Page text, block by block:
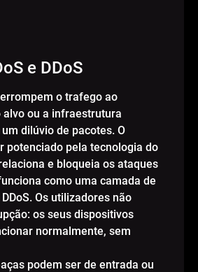
e DDoS
o trafego ao
ou a infraestrutura
dilúvio de pacotes. O
potenciado pela tecnologia do
e bloqueia os ataques
como uma camada de
Os utilizadores não
os seus dispositivos
normalmente, sem
podem ser de entrada ou